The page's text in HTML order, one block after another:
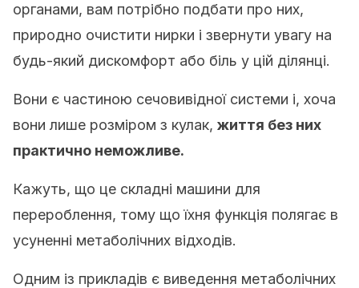
органами, вам потрібно подбати про них,
природно очистити нирки і звернути увагу на
будь-який дискомфорт або біль у цій ділянці.
Вони є частиною сечовивідної системи і, хоча
вони лише розміром з кулак, життя без них
практично неможливе.
Кажуть, що це складні машини для
перероблення, тому що їхня функція полягає в
усуненні метаболічних відходів.
Одним із прикладів є виведення метаболічних